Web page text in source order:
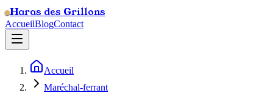
Haras des Grillons
AccueilBlogContact
Accueil
Maréchal-ferrant